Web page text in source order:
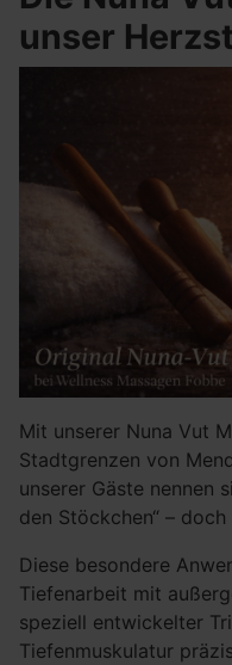
unser
Mit unserer Nuna Vut
Stadtgrenzen von
unserer Gäste nennen
den Stöckchen“ –
Diese besondere
Tiefenarbeit mit
speziell entwickelter
Tiefenmuskulatur